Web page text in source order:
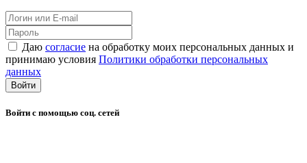
Даю согласие на обработку моих персональных данных и
принимаю условия Политики обработки персональных
данных
Войти
Войти с помощью соц. сетей